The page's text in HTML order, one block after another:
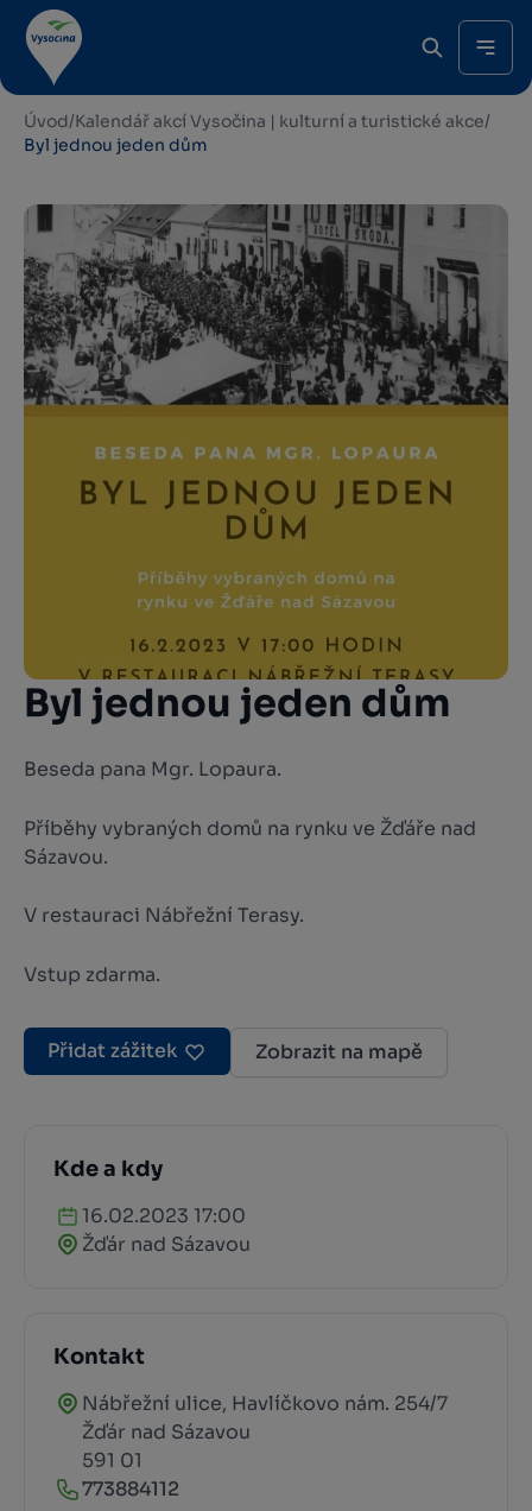
Úvod/Kalendář akcí Vysočina | kulturní a turistické akce/
Byl jednou jeden dům
Byl jednou jeden dům
Beseda pana Mgr. Lopaura.
Příběhy vybraných domů na rynku ve Žďáře nad
Sázavou.
V restauraci Nábřežní Terasy.
Vstup zdarma.
Přidat zážitek Zobrazit na mapě
Kde a kdy
16.02.2023 17:00
Žďár nad Sázavou
Kontakt
Nábřežní ulice, Havlíčkovo nám. 254/7
Žďár nad Sázavou
591 01
773884112